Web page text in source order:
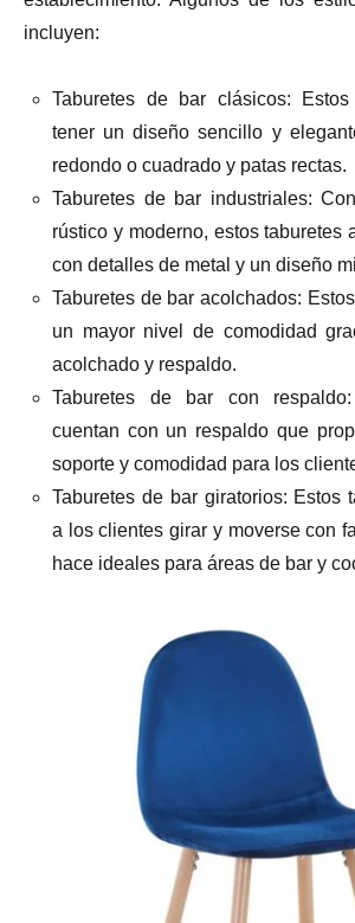
incluyen:
Taburetes de bar clásicos:
tener un diseño sencillo y
redondo o cuadrado y patas rectas.
Taburetes de bar industriales:
rústico y moderno, estos taburetes
con detalles de metal y un diseño
Taburetes de bar acolchados:
un mayor nivel de comodidad
acolchado y respaldo.
Taburetes de bar con
cuentan con un respaldo que
soporte y comodidad para los
Taburetes de bar giratorios: Estos
a los clientes girar y moverse con
hace ideales para áreas de bar y